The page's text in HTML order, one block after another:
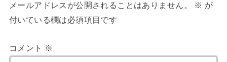
メールアドレスが公開されることはありません。 ※ が
付いている欄は必須項目です
コメント ※